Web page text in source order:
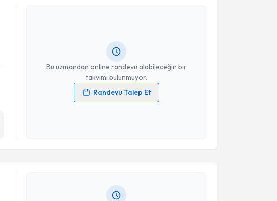
Bu uzmandan online randevu alabileceğin bir
takvimi bulunmuyor.
Randevu Talep Et
Kişisel verilerimin işlenmesine ilişkinAydınlatma Metni